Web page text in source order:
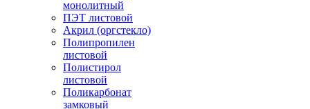
монолитный
ПЭТ листовой
Акрил (оргстекло)
Полипропилен
листовой
Полистирол
листовой
Поликарбонат
замковый